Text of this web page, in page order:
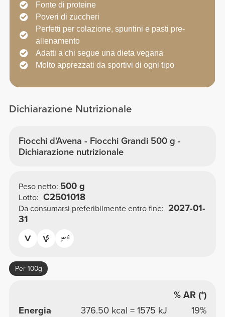
Fonte di proteine
Poveri di zuccheri
Perfetti per colazione, spuntini e pasti pre-
allenamento
Adatti a chi segue una dieta vegana
Molto apprezzati da sportivi di ogni tipo
Dichiarazione Nutrizionale
Fiocchi d'Avena - Fiocchi Grandi 500 g -
Dichiarazione nutrizionale
Peso netto: 500 g
Lotto: C2501018
Da consumarsi preferibilmente entro fine: 2027-01-
31
Per 100g
% AR (*)
Energia
376.50 kcal = 1575 kJ
19%